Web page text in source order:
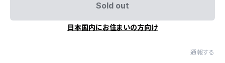
Sold out
日本国内にお住まいの方向け
通報する